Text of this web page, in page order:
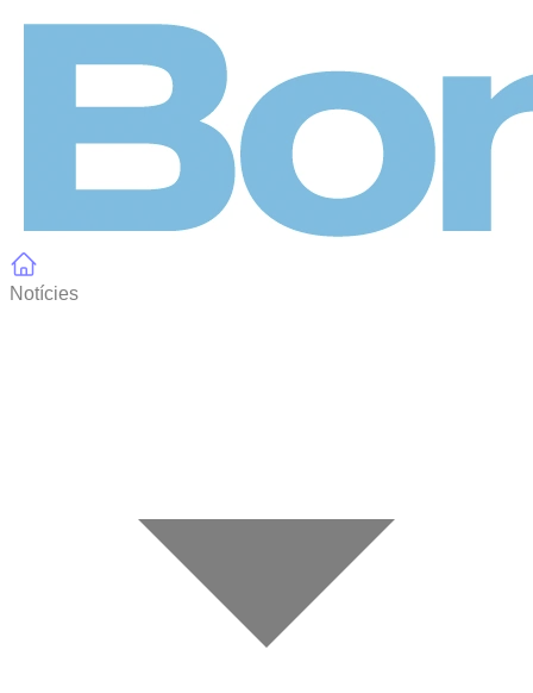
Notícies